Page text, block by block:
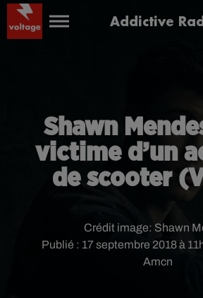
Addictive
Shawn
victime d’un
de scooter
Publié : 17 septembre 2018 à
Amcn
Crédit image: Shawn